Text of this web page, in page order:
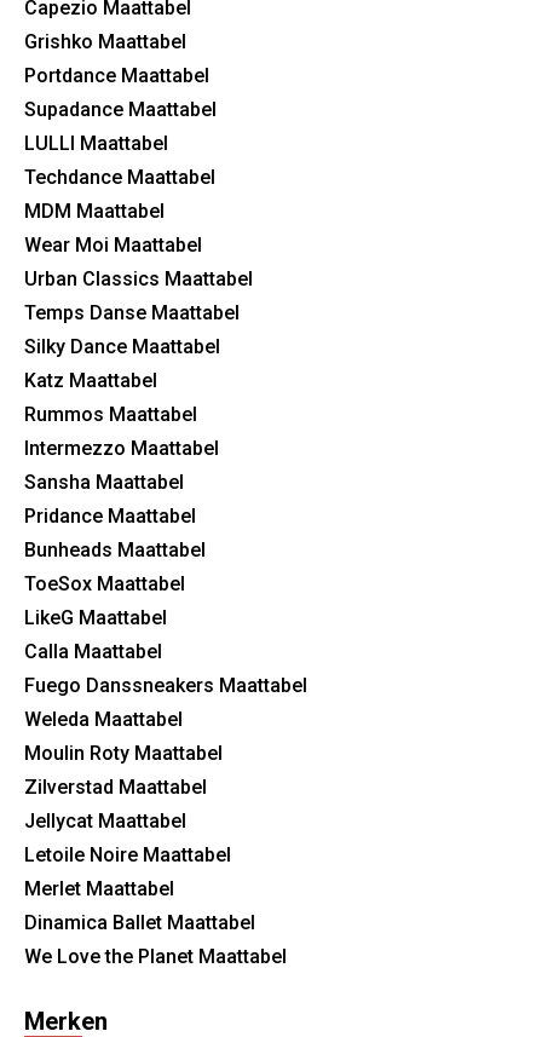
Capezio Maattabel
Grishko Maattabel
Portdance Maattabel
Supadance Maattabel
LULLI Maattabel
Techdance Maattabel
MDM Maattabel
Wear Moi Maattabel
Urban Classics Maattabel
Temps Danse Maattabel
Silky Dance Maattabel
Katz Maattabel
Rummos Maattabel
Intermezzo Maattabel
Sansha Maattabel
Pridance Maattabel
Bunheads Maattabel
ToeSox Maattabel
LikeG Maattabel
Calla Maattabel
Fuego Danssneakers Maattabel
Weleda Maattabel
Moulin Roty Maattabel
Zilverstad Maattabel
Jellycat Maattabel
Letoile Noire Maattabel
Merlet Maattabel
Dinamica Ballet Maattabel
We Love the Planet Maattabel
Merken